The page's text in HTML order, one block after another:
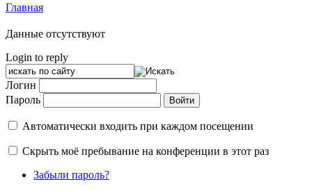
Главная
Данные отсутствуют
Login to reply
Логин
Пароль
Автоматически входить при каждом посещении
Скрыть моё пребывание на конференции в этот раз
Забыли пароль?